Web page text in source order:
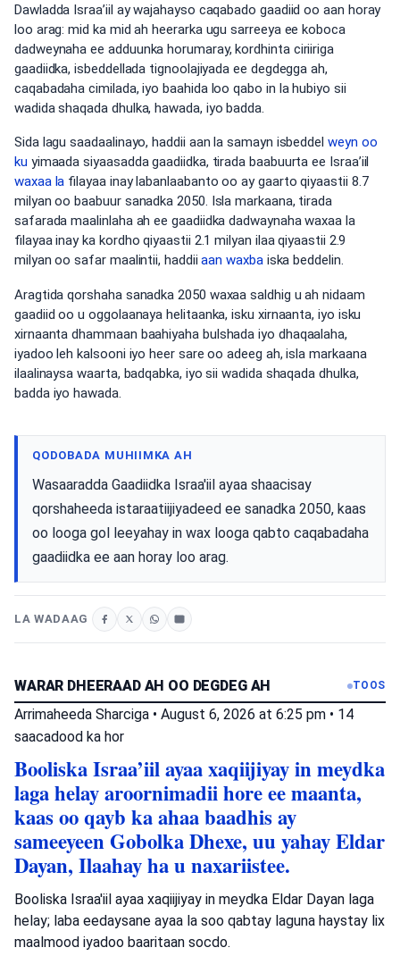
Dawladda Israa’iil ay wajahayso caqabado gaadiid oo aan horay
loo arag: mid ka mid ah heerarka ugu sarreeya ee koboca
dadweynaha ee adduunka horumaray, kordhinta ciriiriga
gaadiidka, isbeddellada tignoolajiyada ee degdegga ah,
caqabadaha cimilada, iyo baahida loo qabo in la hubiyo sii
wadida shaqada dhulka, hawada, iyo badda.
Sida lagu saadaalinayo, haddii aan la samayn isbeddel weyn oo
ku yimaada siyaasadda gaadiidka, tirada baabuurta ee Israa’iil
waxaa la filayaa inay labanlaabanto oo ay gaarto qiyaastii 8.7
milyan oo baabuur sanadka 2050. Isla markaana, tirada
safarada maalinlaha ah ee gaadiidka dadwaynaha waxaa la
filayaa inay ka kordho qiyaastii 2.1 milyan ilaa qiyaastii 2.9
milyan oo safar maalintii, haddiiaan waxbaiska beddelin.
Aragtida qorshaha sanadka 2050 waxaa saldhig u ah nidaam
gaadiid oo u oggolaanaya helitaanka, isku xirnaanta, iyo isku
xirnaanta dhammaan baahiyaha bulshada iyo dhaqaalaha,
iyadoo leh kalsooni iyo heer sare oo adeeg ah, isla markaana
ilaalinaysa waarta, badqabka, iyo sii wadida shaqada dhulka,
badda iyo hawada.
QODOBADA MUHIIMKA AH
Wasaaradda Gaadiidka Israa'iil ayaa shaacisay
qorshaheeda istaraatiijiyadeed ee sanadka 2050, kaas
oo looga gol leeyahay in wax looga qabto caqabadaha
gaadiidka ee aan horay loo arag.
LA WADAAG
WARAR DHEERAAD AH OO DEGDEG AH TOOS
Arrimaheeda Sharciga • August 6, 2026 at 6:25 pm • 14
saacadood ka hor
Booliska Israa’iil ayaa xaqiijiyay in meydka
laga helay aroornimadii hore ee maanta,
kaas oo qayb ka ahaa baadhis ay
sameeyeen Gobolka Dhexe, uu yahay Eldar
Dayan, Ilaahay ha u naxariistee.
Booliska Israa'iil ayaa xaqiijiyay in meydka Eldar Dayan laga
helay; laba eedaysane ayaa la soo qabtay laguna haystay lix
maalmood iyadoo baaritaan socdo.